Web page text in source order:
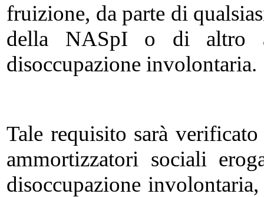
fruizione, da parte di
della NASpI o di altro
disoccupazione involontaria.
Tale requisito sarà
ammortizzatori sociali
disoccupazione